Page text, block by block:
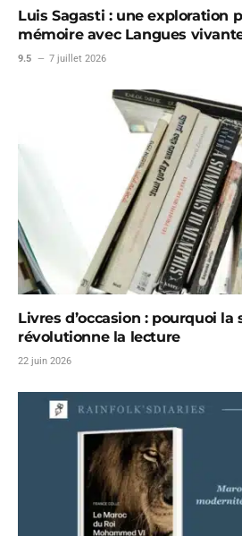
Luis Sagasti : une exploration
mémoire avec Langues
9.5 7 juillet 2026
Livres d’occasion : pourquoi la
révolutionne la lecture
22 juin 2026